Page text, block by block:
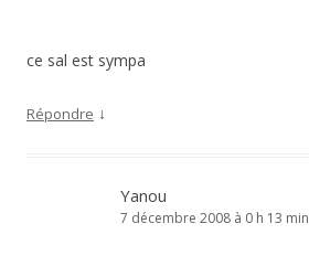
ce sal est sympa
Répondre ↓
Yanou
7 décembre 2008 à 0 h 13 min